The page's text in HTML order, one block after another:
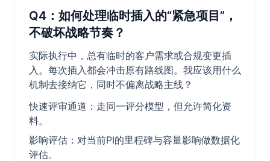
Q4：如何处理临时插入的“紧急项目”，
不破坏战略节奏？
实际执行中，总有临时的客户需求或合规变更插
入。每次插入都会冲击原有路线图。我应该用什么
机制去接纳它，同时不偏离战略主线？
快速评审通道：走同一评分模型，但允许简化资
料。
影响评估：对当前PI的里程碑与容量影响做数据化
评估。